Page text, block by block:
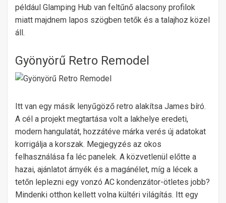
például Glamping Hub van feltűnő alacsony profilok
miatt majdnem lapos szögben tetők és a talajhoz közel
áll.
Gyönyörű Retro Remodel
Itt van egy másik lenyűgöző retro alakítsa James bíró.
A cél a projekt megtartása volt a lakhelye eredeti,
modern hangulatát, hozzátéve márka verés új adatokat
korrigálja a korszak. Megjegyzés az okos
felhasználása fa léc panelek. A közvetlenül előtte a
hazai, ajánlatot árnyék és a magánélet, míg a lécek a
tetőn leplezni egy vonzó AC kondenzátor-ötletes jobb?
Mindenki otthon kellett volna kültéri világítás. Itt egy